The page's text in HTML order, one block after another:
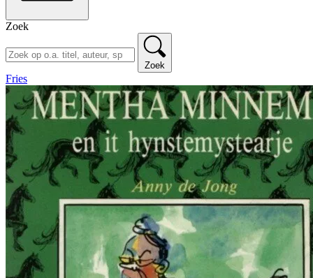
Zoek
Zoek
Fries